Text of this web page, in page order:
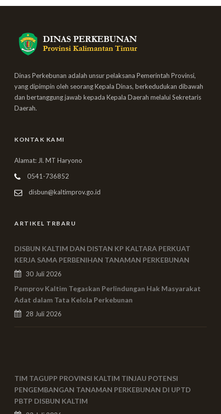
Dinas Perkebunan adalah unsur pelaksana Pemerintah Provinsi,
yang dipimpin oleh seorang Kepala Dinas, berkedudukan dibawah
dan bertanggung jawab kepada Kepala Daerah melalui Sekretaris
Daerah.
KONTAK KAMI
Alamat: Jl. MT Haryono
0541-736852
disbun@kaltimprov.go.id
ARTIKEL TRBARU
DISBUN KALTIM DAN DISTAN KP KALTARA PERKUAT
KERJA SAMA PERBENIHAN TANAMAN PERKEBUNAN
30 Juli 2026
Pemprov Kaltim Tegaskan Perlindungan Hak Masyarakat
Adat dalam Tata Kelola Perkebunan
28 Juli 2026
TIM TAGUPP PROVINSI KALTIM TINJAU POTENSI
PENGEMBANGAN TANAMAN PERKEBUNAN DI UPTD
PBTP DISBUN KALTIM